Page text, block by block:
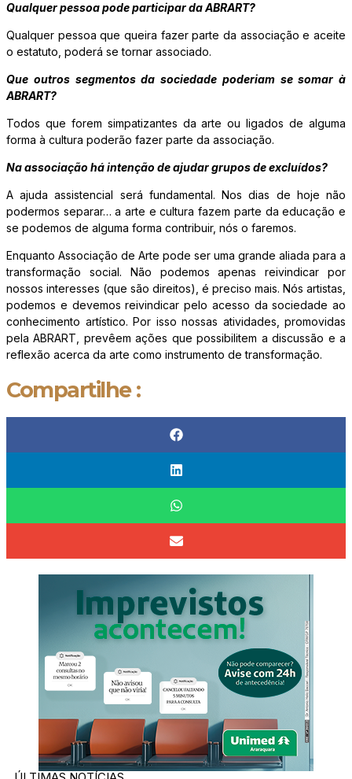
Qualquer pessoa pode participar da ABRART?
Qualquer pessoa que queira fazer parte da associação e aceite
o estatuto, poderá se tornar associado.
Que outros segmentos da sociedade poderiam se somar à
ABRART?
Todos que forem simpatizantes da arte ou ligados de alguma
forma à cultura poderão fazer parte da associação.
Na associação há intenção de ajudar grupos de excluídos?
A ajuda assistencial será fundamental. Nos dias de hoje não
podermos separar… a arte e cultura fazem parte da educação e
se podemos de alguma forma contribuir, nós o faremos.
Enquanto Associação de Arte pode ser uma grande aliada para a
transformação social. Não podemos apenas reivindicar por
nossos interesses (que são direitos), é preciso mais. Nós artistas,
podemos e devemos reivindicar pelo acesso da sociedade ao
conhecimento artístico. Por isso nossas atividades, promovidas
pela ABRART, prevêem ações que possibilitem a discussão e a
reflexão acerca da arte como instrumento de transformação.
Compartilhe :